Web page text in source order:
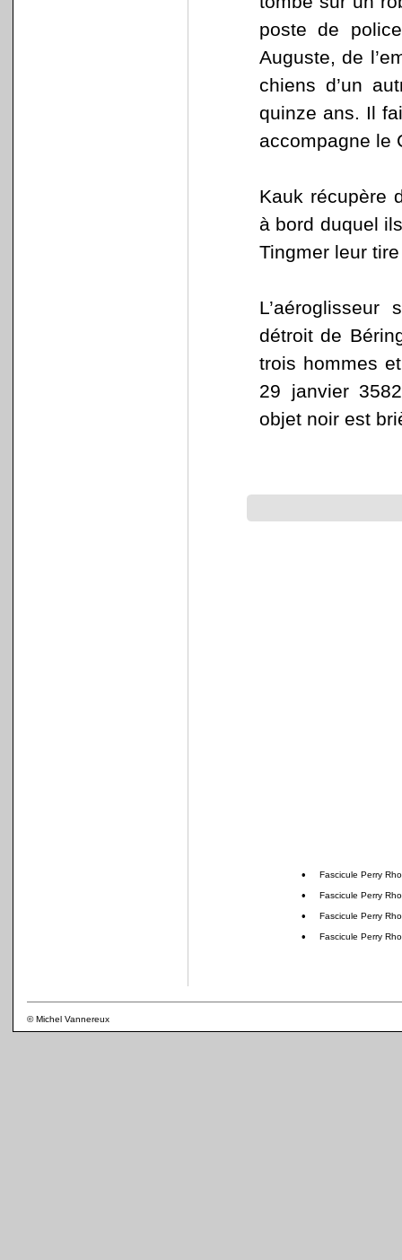
poste de
Auguste, de
chiens d’un
quinze ans. Il
accompagne le
Kauk récupère
à bord duquel
Tingmer leur
détroit de
trois hommes
29 janvier
objet noir est
• Fascicule Perry
• Fascicule Perry
• Fascicule Perry
• Fascicule Perry
© Michel Vannereux